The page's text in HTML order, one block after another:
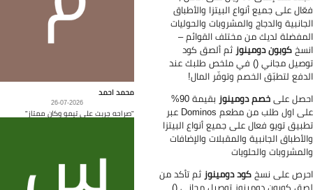
على جميع أنواع البيتزا والأطباق
والدجاج والمشروبات والحوليات
لديك من مختلف القوائم –
كوبون دومينوزثم ألصق كود
مجاني () في ملخص طلبك عند
لتطبّق الخصم وتوفّر المال!
علىخصم دومينوز بقيمة 90%
على اول طلب من مطعم Dominos عبر
تويو فعال على جميع أنواع البيتزا
الجانبية والمقبلات والإضافات
والحلويات
على نسخكود دومينوزثم تأكد من
محمد احمد
26-07-2026
"صراحه جربت على تيمو وكان ممتاز"